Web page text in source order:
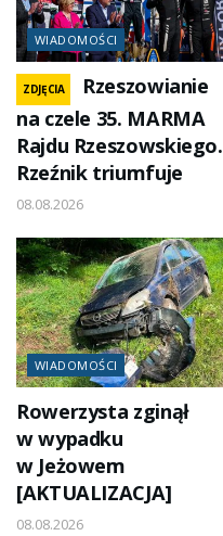
WIADOMOŚCI
ZDJĘCIA
Rzeszowianie
na czele 35. MARMA
Rajdu Rzeszowskiego.
Rzeźnik triumfuje
08.08.2026
WIADOMOŚCI
Rowerzysta zginął
w wypadku
w Jeżowem
[AKTUALIZACJA]
08.08.2026